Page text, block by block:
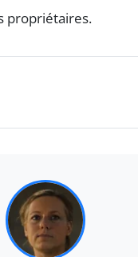
propriétaires.